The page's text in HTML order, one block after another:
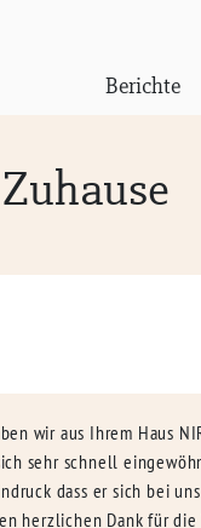
Berichte
wir aus Ihrem Haus
sehr schnell
dass er sich bei
herzlichen Dank für